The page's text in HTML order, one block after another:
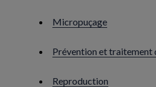
Micropuçage
​Prévention et traitement
Reproduction